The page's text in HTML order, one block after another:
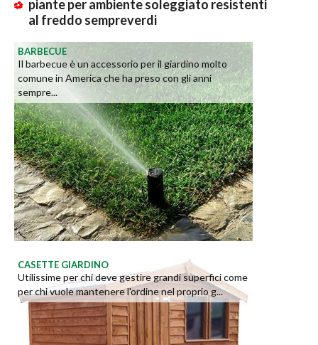
piante per ambiente soleggiato resistenti
al freddo sempreverdi
BARBECUE
Il barbecue è un accessorio per il giardino molto
comune in America che ha preso con gli anni
sempre...
CASETTE GIARDINO
Utilissime per chi deve gestire grandi superfici come
per chi vuole mantenere l'ordine nel proprio g...